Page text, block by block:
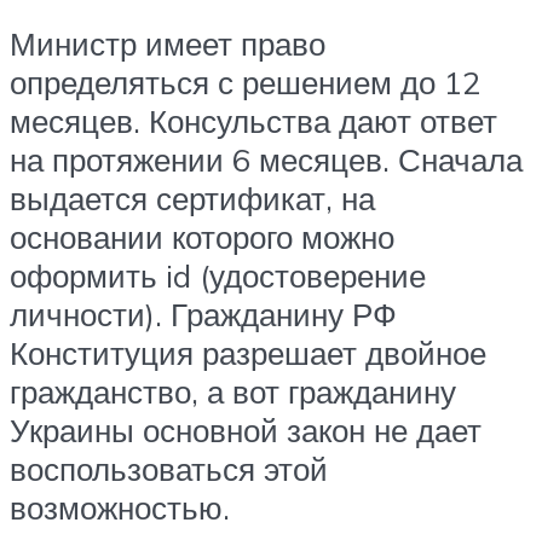
Министр имеет право
определяться с решением до 12
месяцев. Консульства дают ответ
на протяжении 6 месяцев. Сначала
выдается сертификат, на
основании которого можно
оформить id (удостоверение
личности). Гражданину РФ
Конституция разрешает двойное
гражданство, а вот гражданину
Украины основной закон не дает
воспользоваться этой
возможностью.